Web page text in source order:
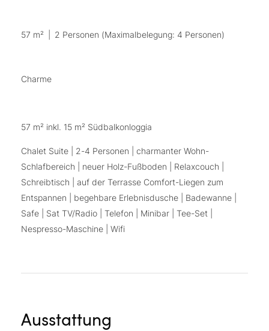
57 m² 2 Personen (Maximalbelegung: 4 Personen)
Charme
57 m² inkl. 15 m² Südbalkonloggia
Chalet Suite | 2-4 Personen | charmanter Wohn-
Schlafbereich | neuer Holz-Fußboden | Relaxcouch |
Schreibtisch | auf der Terrasse Comfort-Liegen zum
Entspannen | begehbare Erlebnisdusche | Badewanne |
Safe | Sat TV/Radio | Telefon | Minibar | Tee-Set |
Nespresso-Maschine | Wifi
Ausstattung